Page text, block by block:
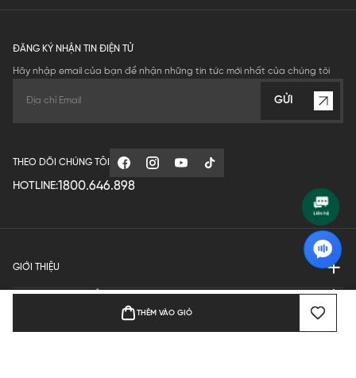
THÊM VÀO GIỎ
ĐĂNG KÝ NHẬN TIN ĐIỆN TỬ
Hãy nhập email của bạn để nhận những tin tức mới nhất của chúng tôi
GỬI
THEO DÕI CHÚNG TÔI
HOTLINE:1800.646.898
GIỚI THIỆU
QUY ĐỊNH HOẠT ĐỘNG